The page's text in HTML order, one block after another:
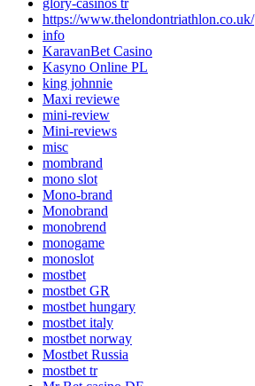
glory-casinos tr
https://www.thelondontriathlon.co.uk/
info
KaravanBet Casino
Kasyno Online PL
king johnnie
Maxi reviewe
mini-review
Mini-reviews
misc
mombrand
mono slot
Mono-brand
Monobrand
monobrend
monogame
monoslot
mostbet
mostbet GR
mostbet hungary
mostbet italy
mostbet norway
Mostbet Russia
mostbet tr